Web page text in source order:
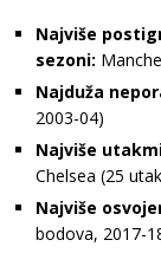
Najviše
sezoni:
Najduža
2003-04)
Najviše
Chelsea (25
Najviše
bodova, 2017-